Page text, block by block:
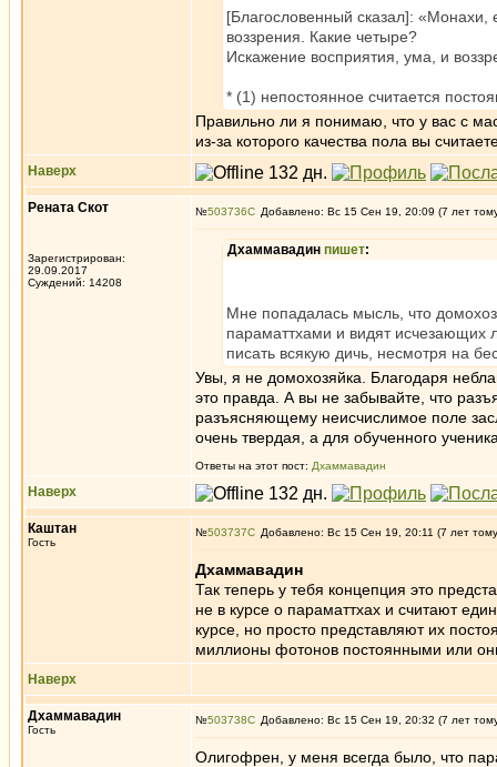
[Благословенный сказал]: «Монахи,
воззрения. Какие четыре?
Искажение восприятия, ума, и
* (1) непостоянное считается
Правильно ли я понимаю, что у вас с
из-за которого качества пола вы
Наверх
Рената Скот
Зарегистрирован:
29.09.2017
Суждений: 14208
№503736 Добавлено: Вс 15 Сен 19, 20:09 (7 лет
Дхаммавадин пишет:
Мне попадалась мысль, что
параматтхами и видят исчезающих
писать всякую дичь, несмотря на
Увы, я не домохозяйка. Благодаря
это правда. А вы не забывайте, что
разъясняющему неисчислимое поле
очень твердая, а для обученного
Ответы на этот пост: Дхаммавадин
Наверх
Каштан
Гость
№503737 Добавлено: Вс 15 Сен 19, 20:11 (7 лет
Дхаммавадин
Так теперь у тебя концепция это
не в курсе о параматтхах и считают
курсе, но просто представляют их
миллионы фотонов постоянными или
Наверх
Дхаммавадин
Гость
№503738 Добавлено: Вс 15 Сен 19, 20:32 (7 лет
Олигофрен, у меня всегда было, что